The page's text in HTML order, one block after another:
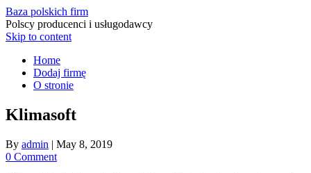
Baza polskich firm
Polscy producenci i usługodawcy
Skip to content
Home
Dodaj firmę
O stronie
Klimasoft
By admin | May 8, 2019
0 Comment